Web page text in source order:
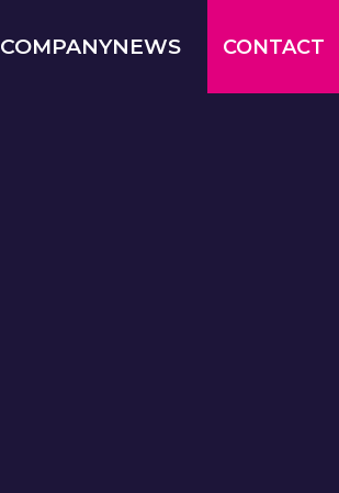
COMPANYNEWS CONTACT